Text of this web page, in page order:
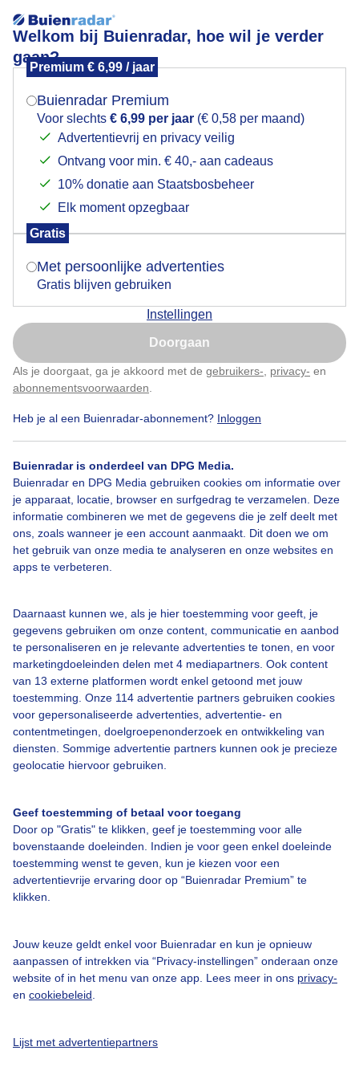
Welkom bij Buienradar, hoe wil je verder
gaan?
Premium € 6,99 / jaar
Buienradar Premium
Voor slechts € 6,99 per jaar (€ 0,58 per maand)
Advertentievrij en privacy veilig
Ontvang voor min. € 40,- aan cadeaus
10% donatie aan Staatsbosbeheer
Elk moment opzegbaar
Gratis
Met persoonlijke advertenties
Gratis blijven gebruiken
Instellingen
Doorgaan
Als je doorgaat, ga je akkoord met de gebruikers- privacy- en
abonnementsvoorwaarden
Heb je al een Buienradar-abonnement? Inloggen
Buienradar is onderdeel van DPG Media.
Buienradar en DPG Media gebruiken cookies om informatie over
je apparaat, locatie, browser en surfgedrag te verzamelen. Deze
informatie combineren we met de gegevens die je zelf deelt met
ons, zoals wanneer je een account aanmaakt. Dit doen we om
het gebruik van onze media te analyseren en onze websites en
apps te verbeteren.
Daarnaast kunnen we, als je hier toestemming voor geeft, je
gegevens gebruiken om onze content, communicatie en aanbod
te personaliseren en je relevante advertenties te tonen, en voor
marketingdoeleinden delen met 4 mediapartners. Ook content
van 13 externe platformen wordt enkel getoond met jouw
toestemming. Onze 114 advertentie partners gebruiken cookies
voor gepersonaliseerde advertenties, advertentie- en
contentmetingen, doelgroepenonderzoek en ontwikkeling van
diensten. Sommige advertentie partners kunnen ook je precieze
geolocatie hiervoor gebruiken.
Geef toestemming of betaal voor toegang
Door op "Gratis" te klikken, geef je toestemming voor alle
bovenstaande doeleinden. Indien je voor geen enkel doeleinde
toestemming wenst te geven, kun je kiezen voor een
advertentievrije ervaring door op “Buienradar Premium” te
klikken.
Jouw keuze geldt enkel voor Buienradar en kun je opnieuw
aanpassen of intrekken via “Privacy-instellingen” onderaan onze
website of in het menu van onze app. Lees meer in ons privacy-
en cookiebeleid
Lijst met advertentiepartners
Prachtige crepusculaire stralen van de zon. Borculo
Door: willie.elschot1963@gmail.com
Gemaakt: 16-04-2026, 22x bekeken
Over Buienradar
Bedrijfsgegevens
Veelgestelde vragen
Contact
Gebruikersvoorwaarden
Adverteren
Buienradar Team
Privacy beleid
Privacy instellingen
Gratis weerdata
Buienradar
Mogen we je locatie gebruiken voor het
Indien je hier nog geen akkoord op hebt gegeven,
verschijnt er zo een pop-up uit je browser waarin
Is goed, toon de popup
Nu niet, misschien later
Klik hierom dit aan te passen